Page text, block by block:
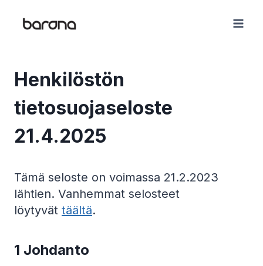
Henkilöstön
tietosuojaseloste
21.4.2025
Tämä seloste on voimassa 21.2.2023
lähtien. Vanhemmat selosteet
löytyvät täältä.
1 Johdanto